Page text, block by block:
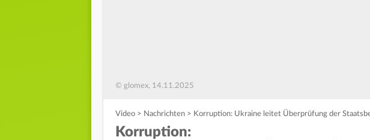
© glomex, 14.11.2025
Video > Nachrichten > Korruption: Ukraine leitet Überprüfung der
Korruption: